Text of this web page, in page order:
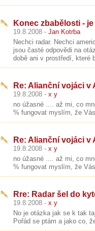
Konec zbabělosti -
19.8.2008 - Jan Kotrba
Nechci radar. Nechci
jsou časté odpovědi na
době ani v prostředí, které
Re: Alianční vojáci v
19.8.2008 - x y
no úžasné .... až mi, co
% fungovat myslím, že
Re: Alianční vojáci v
19.8.2008 - x y
no úžasné .... až mi, co
% fungovat myslím, že
Rre: Radar šel do
19.8.2008 - x y
No je otázka jak se k tak
Pořád se ptám a jako co,